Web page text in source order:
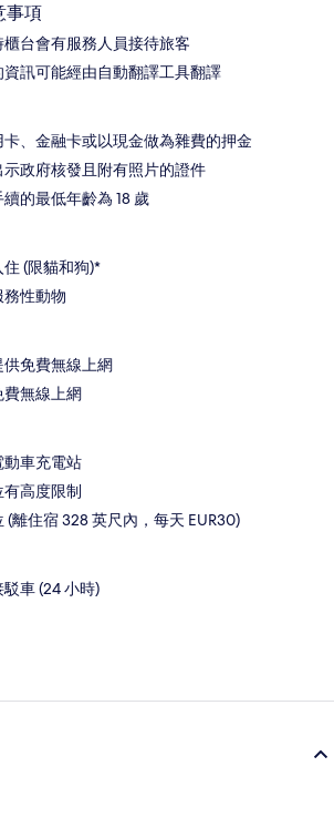
事項
台會有服務人員接待旅客
訊可能經由自動翻譯工具翻譯
卡、金融卡或以現金做為雜費的押金
政府核發且附有照片的證件
的最低年齡為 18 歲
(限貓和狗)*
性動物
免費無線上網
無線上網
車充電站
高度限制
(離住宿 328 英尺內，每天 EUR30)
車 (24 小時)